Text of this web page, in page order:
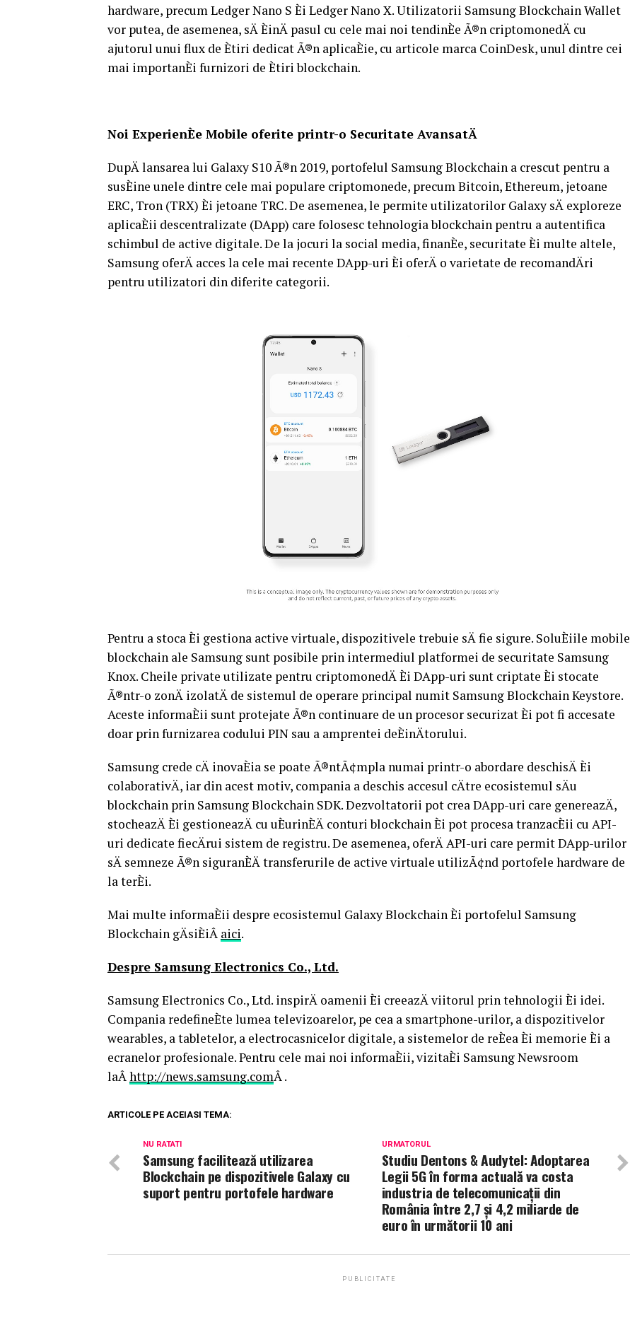
hardware, precum Ledger Nano S Èi Ledger Nano X. Utilizatorii Samsung Blockchain Wallet
vor putea, de asemenea, sÄ ÈinÄ pasul cu cele mai noi tendinÈe Ã®n criptomonedÄ cu
ajutorul unui flux de Ètiri dedicat Ã®n aplicaÈie, cu articole marca CoinDesk, unul dintre cei
mai importanÈi furnizori de Ètiri blockchain.
Noi ExperienÈe Mobile oferite printr-o Securitate AvansatÄ
DupÄ lansarea lui Galaxy S10 Ã®n 2019, portofelul Samsung Blockchain a crescut pentru a
susÈine unele dintre cele mai populare criptomonede, precum Bitcoin, Ethereum, jetoane
ERC, Tron (TRX) Èi jetoane TRC. De asemenea, le permite utilizatorilor Galaxy sÄ exploreze
aplicaÈii descentralizate (DApp) care folosesc tehnologia blockchain pentru a autentifica
schimbul de active digitale. De la jocuri la social media, finanÈe, securitate Èi multe altele,
Samsung oferÄ acces la cele mai recente DApp-uri Èi oferÄ o varietate de recomandÄri
pentru utilizatori din diferite categorii.
Pentru a stoca Èi gestiona active virtuale, dispozitivele trebuie sÄ fie sigure. SoluÈiile mobile
blockchain ale Samsung sunt posibile prin intermediul platformei de securitate Samsung
Knox. Cheile private utilizate pentru criptomonedÄ Èi DApp-uri sunt criptate Èi stocate
Ã®ntr-o zonÄ izolatÄ de sistemul de operare principal numit Samsung Blockchain Keystore.
Aceste informaÈii sunt protejate Ã®n continuare de un procesor securizat Èi pot fi accesate
doar prin furnizarea codului PIN sau a amprentei deÈinÄtorului.
Samsung crede cÄ inovaÈia se poate Ã®ntÃ¢mpla numai printr-o abordare deschisÄ Èi
colaborativÄ, iar din acest motiv, compania a deschis accesul cÄtre ecosistemul sÄu
blockchain prin Samsung Blockchain SDK. Dezvoltatorii pot crea DApp-uri care genereazÄ,
stocheazÄ Èi gestioneazÄ cu uÈurinÈÄ conturi blockchain Èi pot procesa tranzacÈii cu API-
uri dedicate fiecÄrui sistem de registru. De asemenea, oferÄ API-uri care permit DApp-urilor
sÄ semneze Ã®n siguranÈÄ transferurile de active virtuale utilizÃ¢nd portofele hardware de
la terÈi.
Mai multe informaÈii despre ecosistemul Galaxy Blockchain Èi portofelul Samsung
Blockchain gÄsiÈiÂ aici.
Despre Samsung Electronics Co., Ltd.
Samsung Electronics Co., Ltd. inspirÄ oamenii Èi creeazÄ viitorul prin tehnologii Èi idei.
Compania redefineÈte lumea televizoarelor, pe cea a smartphone-urilor, a dispozitivelor
wearables, a tabletelor, a electrocasnicelor digitale, a sistemelor de reÈea Èi memorie Èi a
ecranelor profesionale. Pentru cele mai noi informaÈii, vizitaÈi Samsung Newsroom
laÂhttp://news.samsung.comÂ .
ARTICOLE PE ACEIASI TEMA:
URMATORUL
Studiu Dentons & Audytel: Adoptarea
Legii 5G în forma actuală va costa
industria de telecomunicații din
România între 2,7 și 4,2 miliarde de
euro în următorii 10 ani
NU RATATI
Samsung facilitează utilizarea
Blockchain pe dispozitivele Galaxy cu
suport pentru portofele hardware
PUBLICITATE